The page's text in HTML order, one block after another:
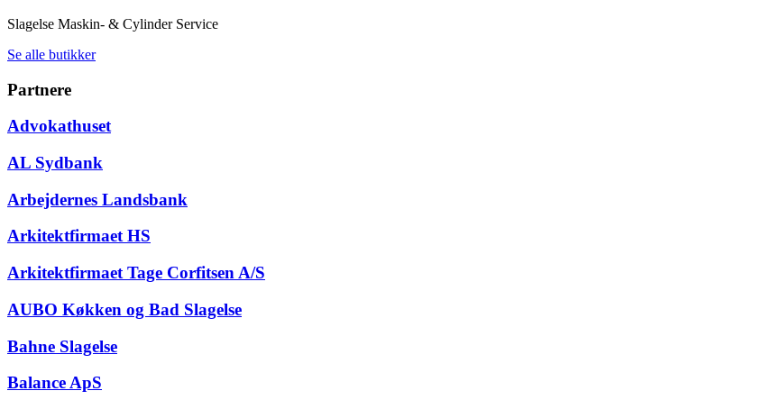
Slagelse Maskin- & Cylinder Service
Se alle butikker
Partnere
Advokathuset
AL Sydbank
Arbejdernes Landsbank
Arkitektfirmaet HS
Arkitektfirmaet Tage Corfitsen A/S
AUBO Køkken og Bad Slagelse
Bahne Slagelse
Balance ApS